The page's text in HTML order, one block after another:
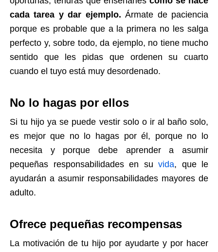
cada tarea y dar ejemplo.Ármate de paciencia
porque es probable que a la primera no les salga
perfecto y, sobre todo, da ejemplo, no tiene mucho
sentido que les pidas que ordenen su cuarto
cuando el tuyo está muy desordenado.
No lo hagas por ellos
Si tu hijo ya se puede vestir solo o ir al baño solo,
es mejor que no lo hagas por él, porque no lo
necesita y porque debe aprender a asumir
pequeñas responsabilidades en su vida, que le
ayudarán a asumir responsabilidades mayores de
adulto.
Ofrece pequeñas recompensas
La motivación de tu hijo por ayudarte y por hacer